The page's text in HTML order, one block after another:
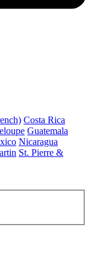
Costa Rica
Guatemala
Nicaragua
St. Pierre &